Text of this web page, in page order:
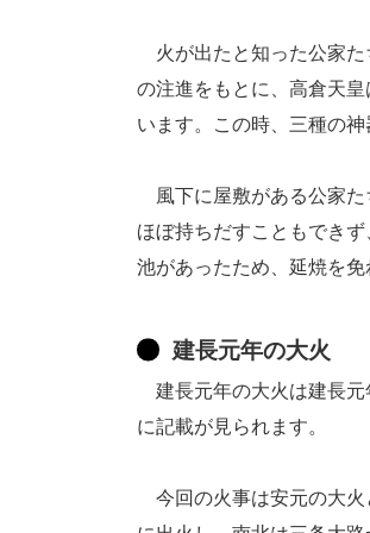
火が出たと知った公家た
の注進をもとに、高倉天
います。この時、三種の神
風下に屋敷がある公家た
ほぼ持ちだすこともでき
池があったため、延焼を免
建長元年の大火
建長元年の大火は建長元
に記載が見られます。
今回の火事は安元の大火